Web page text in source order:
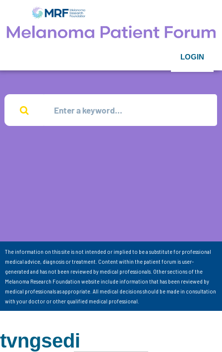
LOGIN
The information on this site is not intended or implied to be a substitute for professional
medical advice, diagnosis or treatment. Content within the patient forum is user-
generated and has not been reviewed by medical professionals. Other sections of the
Melanoma Research Foundation website include information that has been reviewed by
medical professionals as appropriate. All medical decisions should be made in consultation
with your doctor or other qualified medical professional.
tvngsedi